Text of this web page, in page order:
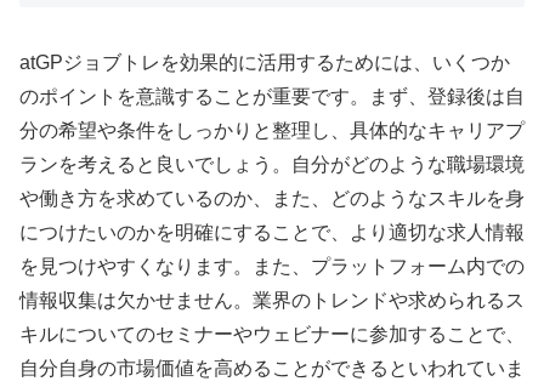
atGPジョブトレを効果的に活用するためには、いくつか
のポイントを意識することが重要です。まず、登録後は自
分の希望や条件をしっかりと整理し、具体的なキャリアプ
ランを考えると良いでしょう。自分がどのような職場環境
や働き方を求めているのか、また、どのようなスキルを身
につけたいのかを明確にすることで、より適切な求人情報
を見つけやすくなります。また、プラットフォーム内での
情報収集は欠かせません。業界のトレンドや求められるス
キルについてのセミナーやウェビナーに参加することで、
自分自身の市場価値を高めることができるといわれていま